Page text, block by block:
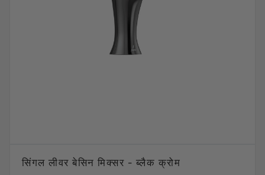
सिंगल लीवर बेसिन मिक्सर - ब्लैक क्रोम